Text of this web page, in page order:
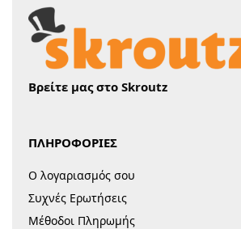
Βρείτε μας στο Skroutz
ΠΛΗΡΟΦΟΡΙΕΣ
Ο λογαριασμός σου
Συχνές Ερωτήσεις
Μέθοδοι Πληρωμής